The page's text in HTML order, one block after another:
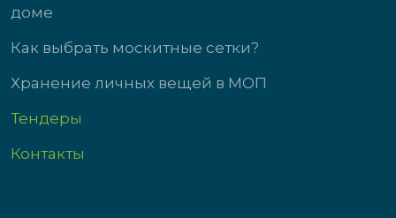
доме
Как выбрать москитные сетки?
Хранение личных вещей в МОП
Тендеры
Контакты